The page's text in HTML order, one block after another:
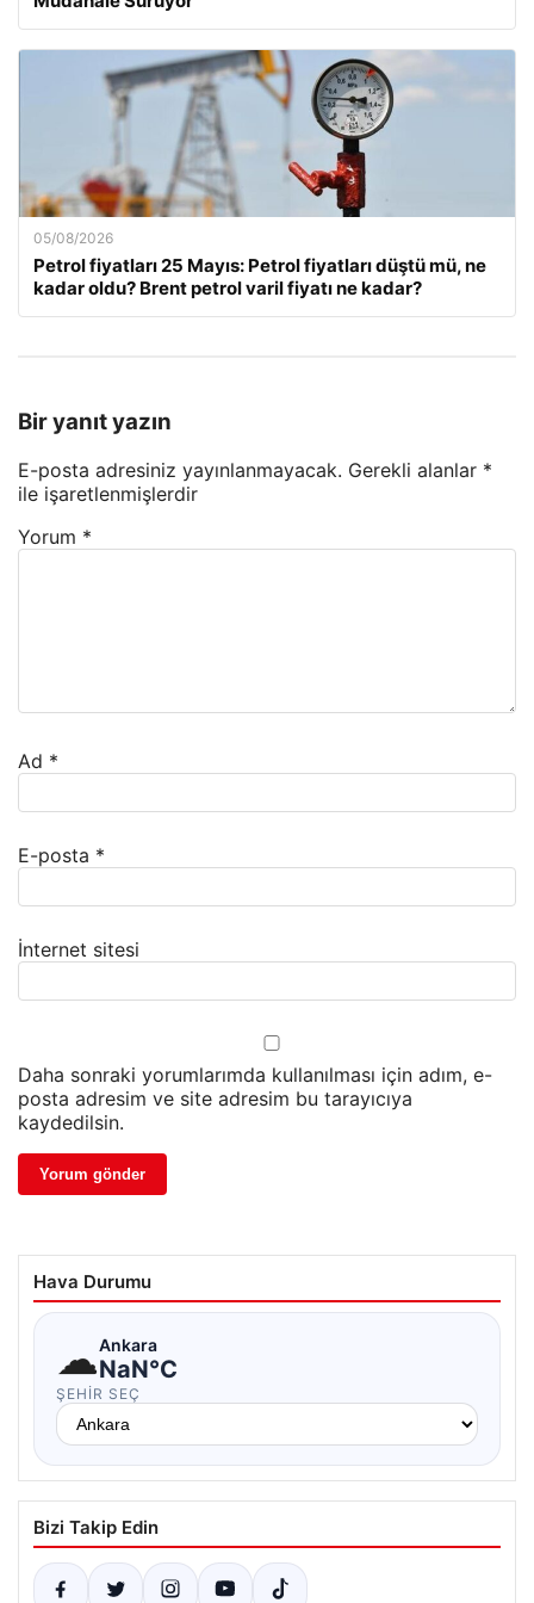
05/08/2026
Petrol fiyatları 25 Mayıs: Petrol fiyatları düştü mü, ne
kadar oldu? Brent petrol varil fiyatı ne kadar?
Bir yanıt yazın
E-posta adresiniz yayınlanmayacak. Gerekli alanlar *
ile işaretlenmişlerdir
Yorum *
Ad *
E-posta *
İnternet sitesi
Daha sonraki yorumlarımda kullanılması için adım, e-
posta adresim ve site adresim bu tarayıcıya
kaydedilsin.
Hava Durumu
☁Ankara
NaN°C
ŞEHIR SEÇ
Bizi Takip Edin